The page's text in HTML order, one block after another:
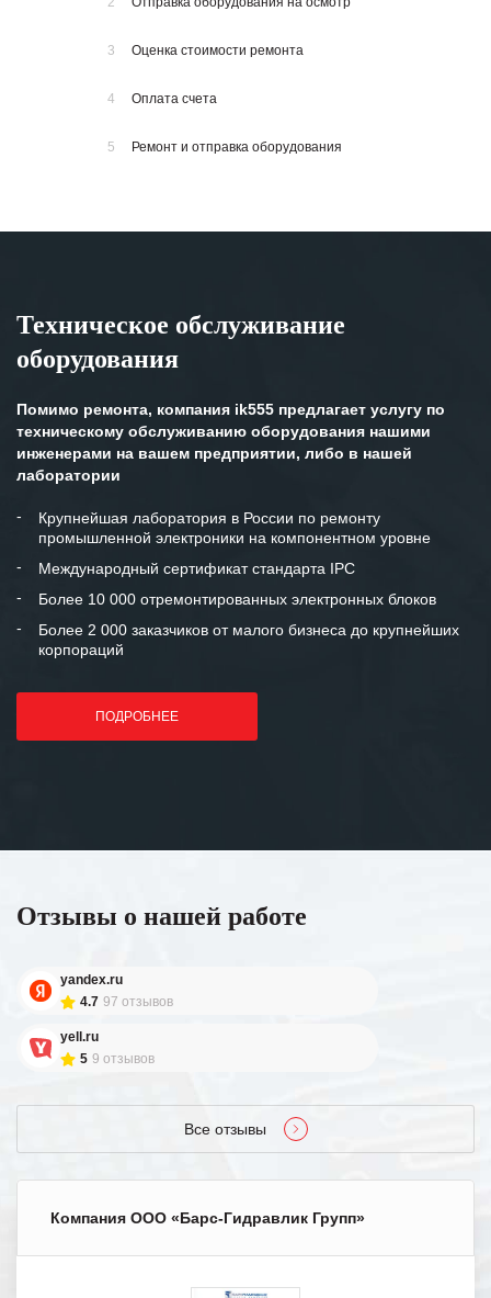
3 Оценка стоимости ремонта
4 Оплата счета
5 Ремонт и отправка оборудования
Техническое обслуживание
оборудования
Помимо ремонта, компания ik555 предлагает услугу по
техническому обслуживанию оборудования нашими
инженерами на вашем предприятии, либо в нашей
лаборатории
Крупнейшая лаборатория в России по ремонту
промышленной электроники на компонентном уровне
Международный сертификат стандарта IPC
Более 10 000 отремонтированных электронных блоков
Более 2 000 заказчиков от малого бизнеса до крупнейших
корпораций
ПОДРОБНЕЕ
Отзывы о нашей работе
yandex.ru
4.7 97 отзывов
yell.ru
5 9 отзывов
Все отзывы
Компания ООО «Барс-Гидравлик Групп»